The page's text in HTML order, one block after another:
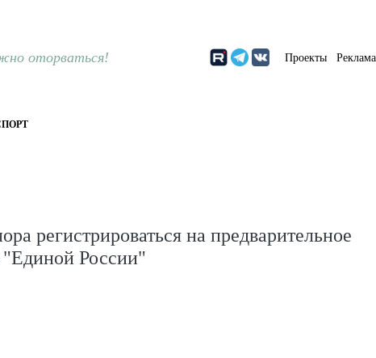
оторваться! Проекты Реклама
регистрироваться на предварительное
"Единой России"